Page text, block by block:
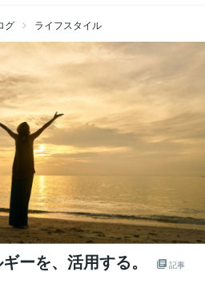
グ ライフスタイル
ーを、活用する。 記事